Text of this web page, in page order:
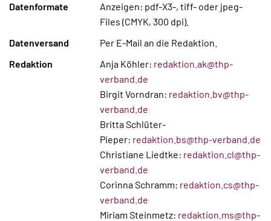
Datenformate
Anzeigen: pdf-X3-, tiff- oder jpeg-
Files (CMYK, 300 dpi).
Datenversand
Per E-Mail an die Redaktion.
Redaktion
Anja Köhler: redaktion.ak@thp-
verband.de
Birgit Vorndran: redaktion.bv@thp-
verband.de
Britta Schlüter-
Pieper: redaktion.bs@thp-verband.de
Christiane Liedtke: redaktion.cl@thp-
verband.de
Corinna Schramm: redaktion.cs@thp-
verband.de
Miriam Steinmetz: redaktion.ms@thp-